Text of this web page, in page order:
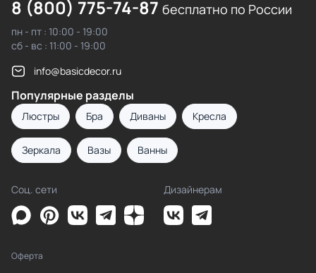
8 (800) 775-74-87 бесплатно по России
пн - пт : 10:00 - 19:00
сб - вс : 11:00 - 19:00
info@basicdecor.ru
Популярные разделы
Люстры Бра Диваны Кресла
Зеркала Вазы Ванны
Соц. сети Дизайнерам
Оферта